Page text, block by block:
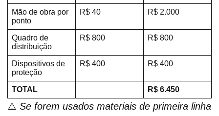
Mão de obra por
ponto
R$ 40 R$ 2.000
Quadro de
distribuição
R$ 800 R$ 800
Dispositivos de
proteção
R$ 400 R$ 400
TOTAL R$ 6.450
⚠️ Se forem usados materiais de primeira linha